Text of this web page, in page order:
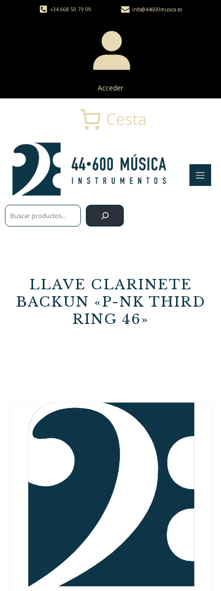
+34 668 50 79 09 info@44600musica.es
Acceder
Buscar
Cesta
LLAVE CLARINETE
BACKUN «P-NK THIRD
RING 46»